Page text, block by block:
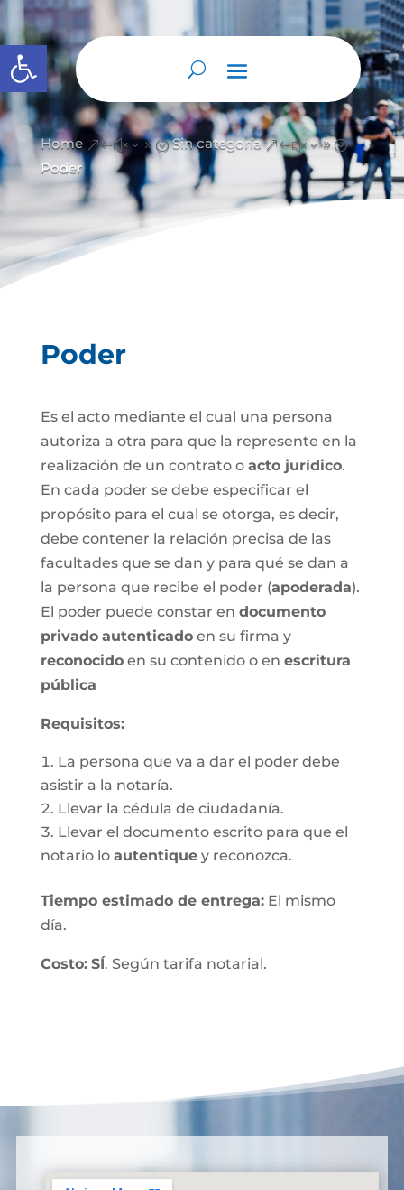
Abrir barra de herramientas
Home &#x39; Sin categoría &#x39;
Poder
Poder
Es el acto mediante el cual una persona
autoriza a otra para que la represente en la
realización de un contrato o acto jurídico.
En cada poder se debe especificar el
propósito para el cual se otorga, es decir,
debe contener la relación precisa de las
facultades que se dan y para qué se dan a
la persona que recibe el poder (apoderada).
El poder puede constar en documento
privado autenticadoen su firma y
reconocidoen su contenido o en escritura
pública
Requisitos:
La persona que va a dar el poder debe
asistir a la notaría.
Llevar la cédula de ciudadanía.
Llevar el documento escrito para que el
notario lo autentiquey reconozca.
Tiempo estimado de entrega:El mismo
día.
Costo: SÍ. Según tarifa notarial.